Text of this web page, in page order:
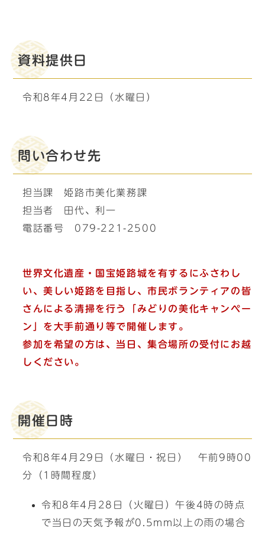
資料提供日
令和8年4月22日（水曜日）
問い合わせ先
担当課 姫路市美化業務課
担当者 田代、利一
電話番号 079-221-2500
世界文化遺産・国宝姫路城を有するにふさわし
い、美しい姫路を目指し、市民ボランティアの皆
さんによる清掃を行う「みどりの美化キャンペー
ン」を大手前通り等で開催します。
参加を希望の方は、当日、集合場所の受付にお越
しください。
開催日時
令和8年4月29日（水曜日・祝日） 午前9時00
分（1時間程度）
令和8年4月28日（火曜日）午後4時の時点
で当日の天気予報が0.5mm以上の雨の場合